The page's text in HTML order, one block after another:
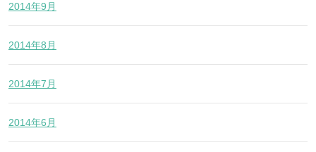
2014年9月
2014年8月
2014年7月
2014年6月